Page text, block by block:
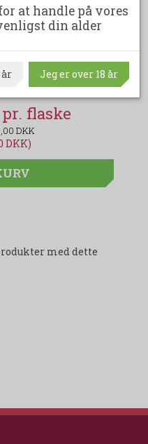
SHIRAZ
DKK
DKK)
med dette
at handle på vores
din alder
år Jeg er over 18 år